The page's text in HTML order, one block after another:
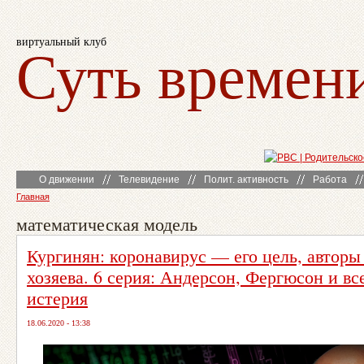
виртуальный клуб
Суть
О движении Телевидение Полит. активность Работа
Главная
математическая модель
Кургинян: коронавирус — его цель,
хозяева. 6 серия: Андерсон, Фергюсон и
истерия
18.06.2020 - 13:38